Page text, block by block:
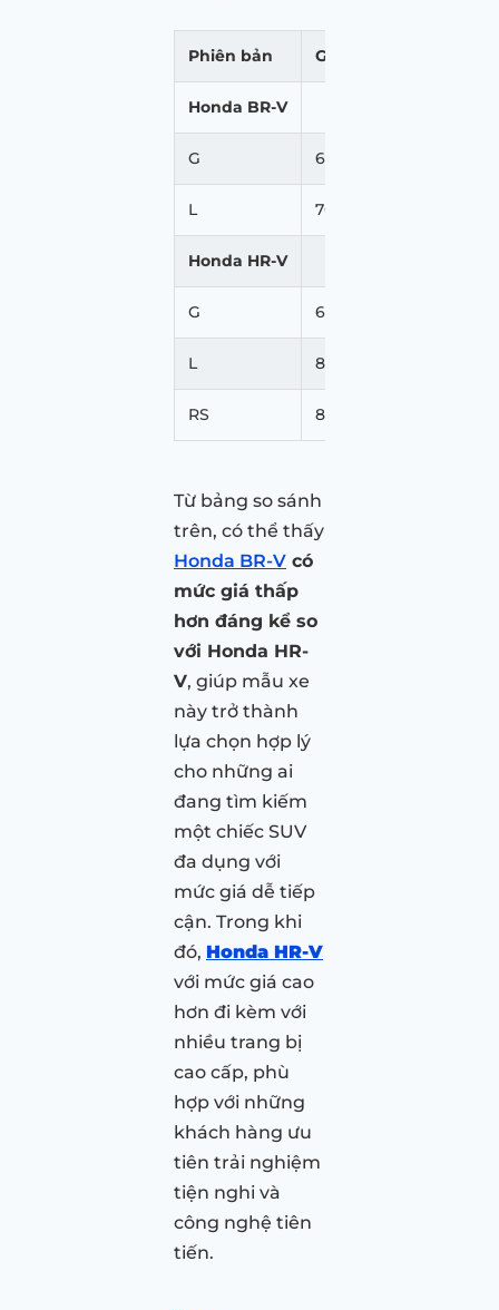
Phiên bản Giá niêm yết (VNĐ)
Honda BR-V
G 661.000.000
L 705.000.000
Honda HR-V
G 699.000.000
L 826.000.000
RS 871.000.000
Từ bảng so sánh
trên, có thể thấy
Honda BR-V có
mức giá thấp
hơn đáng kể so
với Honda HR-
V, giúp mẫu xe
này trở thành
lựa chọn hợp lý
cho những ai
đang tìm kiếm
một chiếc SUV
đa dụng với
mức giá dễ tiếp
cận. Trong khi
đó, Honda HR-V
với mức giá cao
hơn đi kèm với
nhiều trang bị
cao cấp, phù
hợp với những
khách hàng ưu
tiên trải nghiệm
tiện nghi và
công nghệ tiên
tiến.